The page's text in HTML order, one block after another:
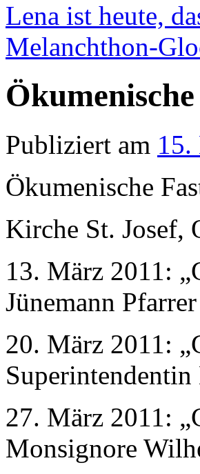
Lena ist heute,
Melanchthon-
Publiziert am 15.
Ökumenische
Kirche St. Josef,
13. März 2011:
Jünemann
20. März 2011:
27. März 2011:
Monsignore